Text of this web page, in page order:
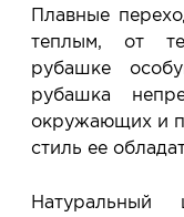
Плавные
теплым, от
рубашке
рубашка
окружающих и
стиль ее
Натуральный